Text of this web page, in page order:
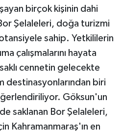
birçok kişinin dahi
Şelaleleri, doğa turizmi
sahip. Yetkililerin
çalışmalarını hayata
cennetin gelecekte
destinasyonlarından biri
Göksun'un
saklanan Bor Şelaleleri,
Kahramanmaraş'ın en